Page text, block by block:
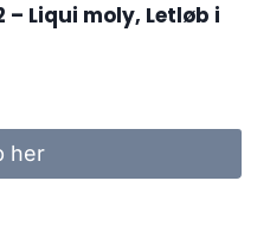
– Liqui moly, Letløb i
her